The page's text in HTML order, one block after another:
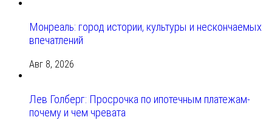
Монреаль: город истории, культуры и нескончаемых
впечатлений
Авг 8, 2026
Лев Голберг: Просрочка по ипотечным платежам-
почему и чем чревата